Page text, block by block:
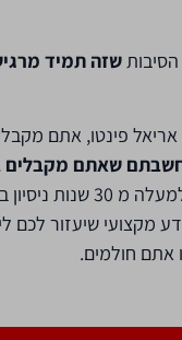
שזה תמיד
פינטו, אתם
שאתם מקבלים
זיקוק של למעלה מ 30
מקצועי שיעזור לכם
אתם חולמים.